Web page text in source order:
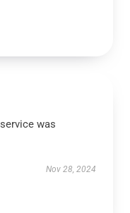
was
Nov 28, 2024